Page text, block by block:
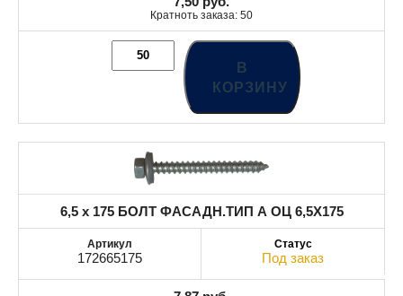
Кратноть заказа: 50
В
КОРЗИНУ
6,5 x 175 БОЛТ ФАСАДН.ТИП А ОЦ 6,5X175
172665175 Под заказ